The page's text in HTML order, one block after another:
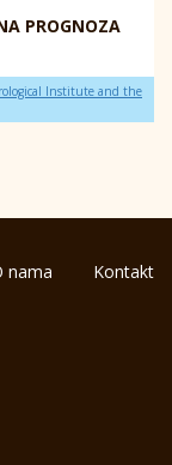
PROGNOZA
Institute and the
nama Kontakt